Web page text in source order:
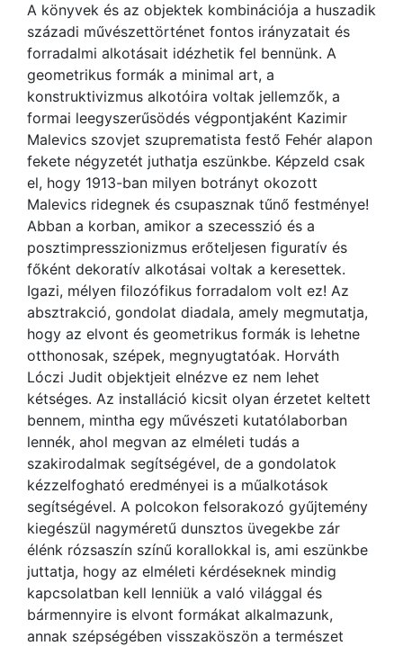
A könyvek és az objektek kombinációja a huszadik
századi művészettörténet fontos irányzatait és
forradalmi alkotásait idézhetik fel bennünk. A
geometrikus formák a minimal art, a
konstruktivizmus alkotóira voltak jellemzők, a
formai leegyszerűsödés végpontjaként Kazimir
Malevics szovjet szuprematista festő Fehér alapon
fekete négyzetét juthatja eszünkbe. Képzeld csak
el, hogy 1913-ban milyen botrányt okozott
Malevics ridegnek és csupasznak tűnő festménye!
Abban a korban, amikor a szecesszió és a
posztimpresszionizmus erőteljesen figuratív és
főként dekoratív alkotásai voltak a keresettek.
Igazi, mélyen filozófikus forradalom volt ez! Az
absztrakció, gondolat diadala, amely megmutatja,
hogy az elvont és geometrikus formák is lehetne
otthonosak, szépek, megnyugtatóak. Horváth
Lóczi Judit objektjeit elnézve ez nem lehet
kétséges. Az installáció kicsit olyan érzetet keltett
bennem, mintha egy művészeti kutatólaborban
lennék, ahol megvan az elméleti tudás a
szakirodalmak segítségével, de a gondolatok
kézzelfogható eredményei is a műalkotások
segítségével. A polcokon felsorakozó gyűjtemény
kiegészül nagyméretű dunsztos üvegekbe zár
élénk rózsaszín színű korallokkal is, ami eszünkbe
juttatja, hogy az elméleti kérdéseknek mindig
kapcsolatban kell lenniük a való világgal és
bármennyire is elvont formákat alkalmazunk,
annak szépségében visszaköszön a természet